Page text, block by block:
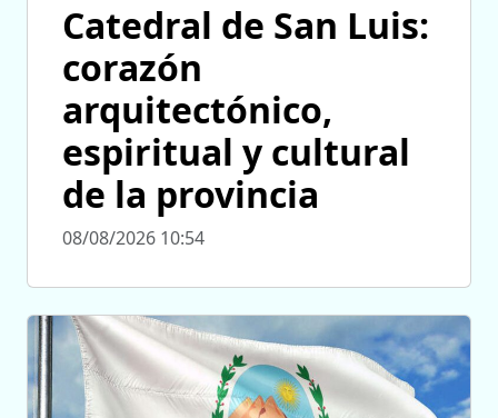
Catedral de San Luis:
corazón
arquitectónico,
espiritual y cultural
de la provincia
08/08/2026 10:54